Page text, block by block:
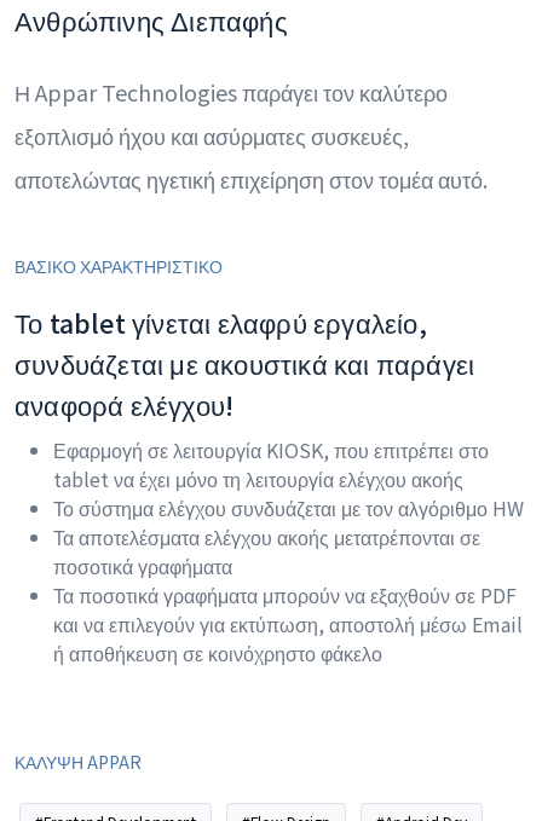
Ανθρώπινης Διεπαφής
Η Appar Technologies παράγει τον καλύτερο
εξοπλισμό ήχου και ασύρματες συσκευές,
αποτελώντας ηγετική επιχείρηση στον τομέα αυτό.
ΒΑΣΙΚΟ ΧΑΡΑΚΤΗΡΙΣΤΙΚΟ
Το tablet γίνεται ελαφρύ εργαλείο,
συνδυάζεται με ακουστικά και παράγει
αναφορά ελέγχου!
Εφαρμογή σε λειτουργία KIOSK, που επιτρέπει στο
tablet να έχει μόνο τη λειτουργία ελέγχου ακοής
Το σύστημα ελέγχου συνδυάζεται με τον αλγόριθμο HW
Τα αποτελέσματα ελέγχου ακοής μετατρέπονται σε
ποσοτικά γραφήματα
Τα ποσοτικά γραφήματα μπορούν να εξαχθούν σε PDF
και να επιλεγούν για εκτύπωση, αποστολή μέσω Email
ή αποθήκευση σε κοινόχρηστο φάκελο
ΚΑΛΥΨΗ APPAR